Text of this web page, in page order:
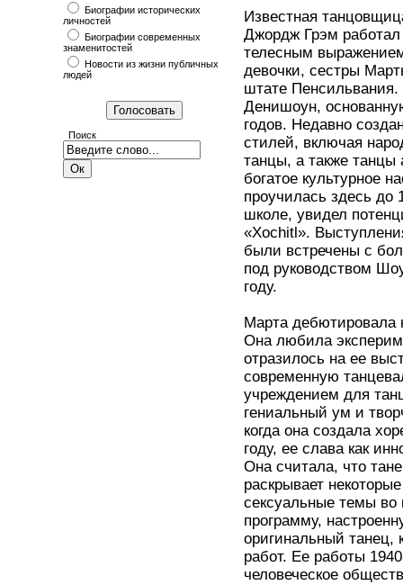
Биографии исторических
личностей
Биографии современных
знаменитостей
Новости из жизни публичных
людей
Поиск
Известная
Джордж Грэм
телесным
девочки, сестры
штате
Денишоун,
годов. Недавно
стилей, включая
танцы, а также танцы
богатое культурное
проучилась здесь до
школе, увидел
«Xochitl».
были встречены с
под руководством
году.
Марта дебютировала
Она любила
отразилось на ее
современную
учреждением для
гениальный ум и
когда она создала
году, ее слава как
Она считала, что
раскрывает
сексуальные темы во
программу,
оригинальный танец,
работ. Ее работы
человеческое